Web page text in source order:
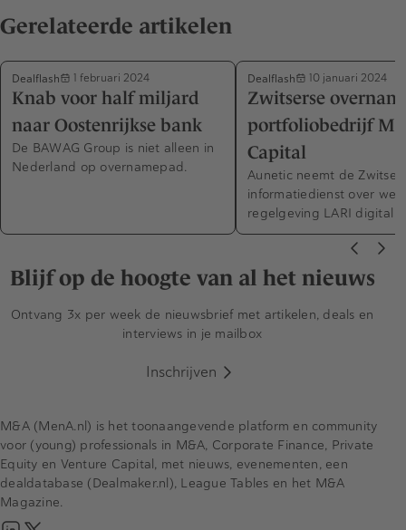
Gerelateerde artikelen
Dealflash 1 februari 2024
Knab voor half miljard
naar Oostenrijkse bank
De BAWAG Group is niet alleen in
Nederland op overnamepad.
Dealflash 10 januari 2024
Zwitserse
portfoliobedrijf
Capital
Aunetic neemt de
informatiedienst over
regelgeving LARI digital
Blijf op de hoogte van al het nieuws
Ontvang 3x per week de nieuwsbrief met artikelen, deals en
interviews in je mailbox
Inschrijven
M&A (MenA.nl) is het toonaangevende platform en community
voor (young) professionals in M&A, Corporate Finance, Private
Equity en Venture Capital, met nieuws, evenementen, een
dealdatabase (Dealmaker.nl), League Tables en het M&A
Magazine.